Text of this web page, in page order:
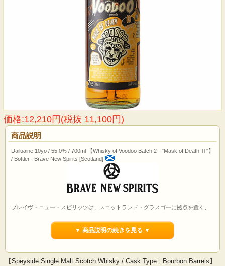
価格:12,210円(税抜 11,100円)
商品説明
Dailuaine 10yo / 55.0% / 700ml 【Whisky of Voodoo Batch 2 - "Mask of Death Ⅱ"】
/ Bottler : Brave New Spirits [Scotland]
ブレイヴ・ニュー・スピリッツは、スコットランド・グラスゴーに拠点を置く、
ーは皆業界歴の長いベテラン揃い。『ウイスキー・オブ・ヴードゥー』や、『カ
スク・ノワールシリーズ』など、ポップかつスタイリッシュなラベルデザインは
目を引き、バリエーション豊かで品質の高いセレクションは、あらゆる人の琴線
▼ 商品説明の続きを見る ▼
【Speyside Single Malt Scotch Whisky / Cask Type : Bourbon Barrels】